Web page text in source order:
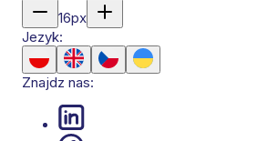
16px
Jezyk:
Znajdz nas: